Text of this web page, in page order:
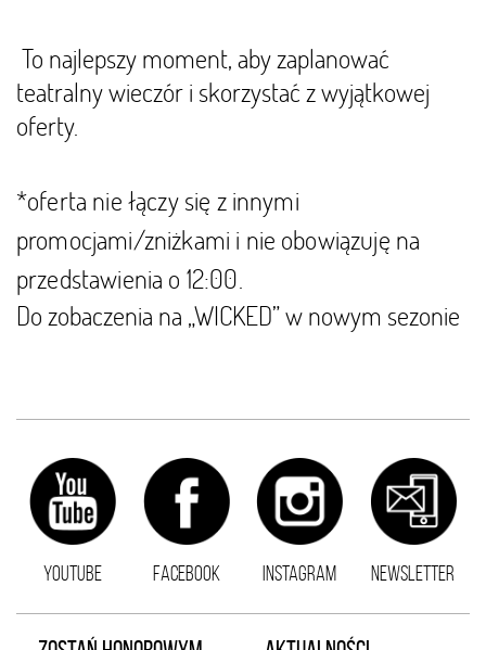
To najlepszy moment, aby zaplanować
teatralny wieczór i skorzystać z wyjątkowej
oferty.
*oferta nie łączy się z innymi
promocjami/zniżkami i nie obowiązuję na
przedstawienia o 12:00.
Do zobaczenia na „WICKED” w nowym sezonie
YOUTUBE FACEBOOK INSTAGRAM NEWSLETTER